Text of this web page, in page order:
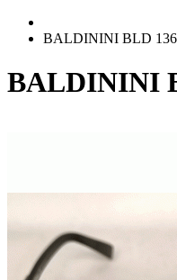
BALDININI BLD
BALDININI